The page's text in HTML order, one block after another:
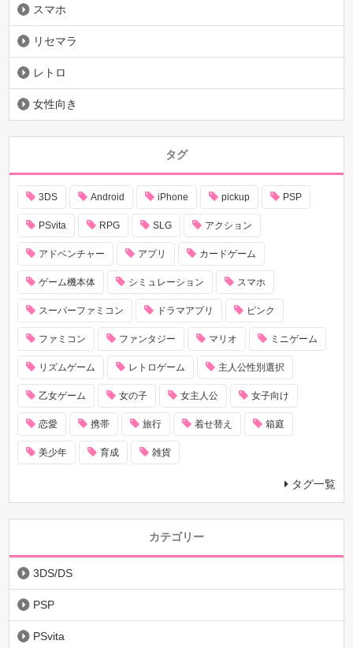
スマホ
リセマラ
レトロ
女性向き
タグ
3DS Android iPhone pickup PSP
PSvita RPG SLG アクション
アドベンチャー アプリ カードゲーム
ゲーム機本体 シミュレーション スマホ
スーパーファミコン ドラマアプリ ピンク
ファミコン ファンタジー マリオ ミニゲーム
リズムゲーム レトロゲーム 主人公性別選択
乙女ゲーム 女の子 女主人公 女子向け
恋愛 携帯 旅行 着せ替え 箱庭
美少年 育成 雑貨
タグ一覧
カテゴリー
3DS/DS
PSP
PSvita